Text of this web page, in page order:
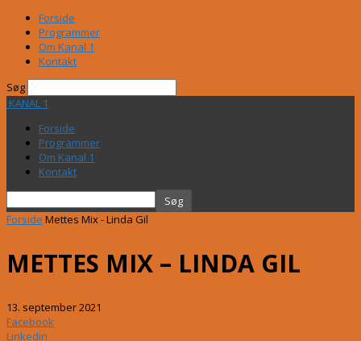
Forside
Programmer
Om Kanal 1
Kontakt
Søg
KANAL 1
Forside
Programmer
Om Kanal 1
Kontakt
Forside Mettes Mix - Linda Gil
METTES MIX – LINDA GIL
13. september 2021
Facebook
Linkedin